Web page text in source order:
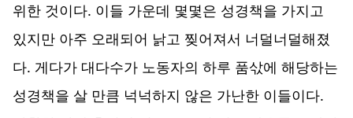
위한 것이다. 이들 가운데 몇몇은 성경책을 가지고
있지만 아주 오래되어 낡고 찢어져서 너덜너덜해졌
다. 게다가 대다수가 노동자의 하루 품삯에 해당하는
성경책을 살 만큼 넉넉하지 않은 가난한 이들이다.